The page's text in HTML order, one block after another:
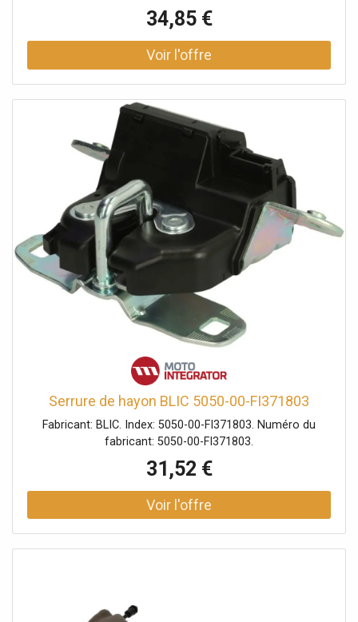
34,85 €
Serrure de hayon BLIC 5050-00-FI371803
Fabricant: BLIC. Index: 5050-00-FI371803. Numéro du
fabricant: 5050-00-FI371803.
31,52 €